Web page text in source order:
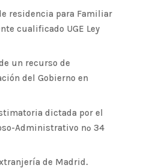
residencia para Familiar
cualificado UGE Ley
un recurso de
del Gobierno en
dictada por el
Administrativo nº 34
de Madrid.